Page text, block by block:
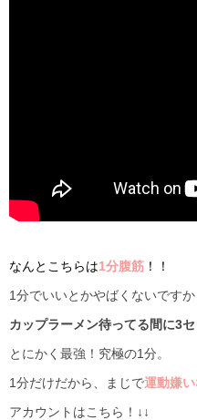
なんとこちらは1分腹筋 ！！
1分でいいとかやばくないですか
カップラーメン待ってる間に3セ
とにかく最強！究極の1分。
1分だけだから、まじで運動嫌
アカウントはこちら！↓ ↓